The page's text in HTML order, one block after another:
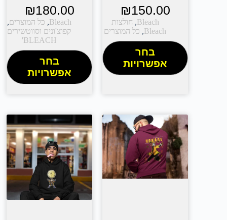
₪150.00
Bleach
, חולצות
Bleach
, כל המוצרים
בחר
אפשרויות
₪180.00
Bleach
, כל המוצרים,
קפוצ'ונים וסווטשירים
BLEACH'
בחר
אפשרויות